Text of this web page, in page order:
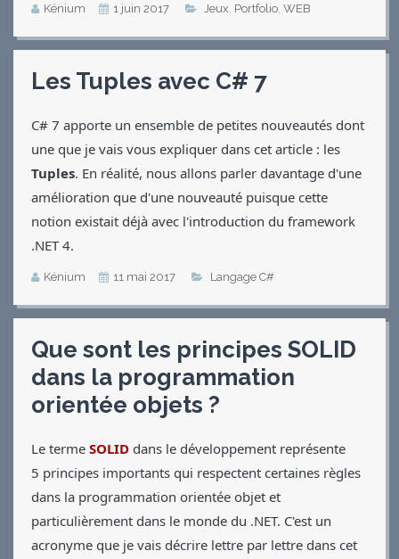
Kénium 1 juin 2017 Jeux Portfolio WEB
Les Tuples avec C# 7
C# 7 apporte un ensemble de petites nouveautés dont
une que je vais vous expliquer dans cet article : les
Tuples. En réalité, nous allons parler davantage d'une
amélioration que d'une nouveauté puisque cette
notion existait déjà avec l'introduction du framework
.NET 4.
Kénium 11 mai 2017 Langage C#
Que sont les principes SOLID
dans la programmation
orientée objets ?
Le terme SOLID dans le développement représente
5 principes importants qui respectent certaines règles
dans la programmation orientée objet et
particulièrement dans le monde du .NET. C'est un
acronyme que je vais décrire lettre par lettre dans cet